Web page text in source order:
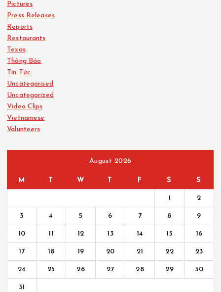
Pictures
Press Releases
Reports
Restaurants
Texas
Thông Báo
Tin Tức
Uncategorised
Uncategorized
Video Clips
Vietnamese
Volunteers
August 2026
M T W T F S S
1 2
3 4 5 6 7 8 9
10 11 12 13 14 15 16
17 18 19 20 21 22 23
24 25 26 27 28 29 30
31